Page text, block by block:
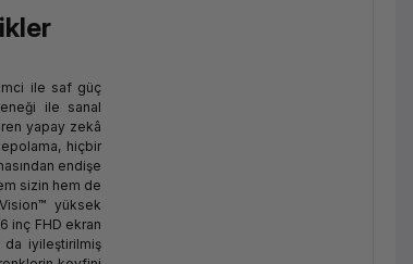
ile saf güç
ile sanal
yapay zekâ
hiçbir
endişe
sizin hem de
yüksek
inç FHD ekran
da iyileştirilmiş